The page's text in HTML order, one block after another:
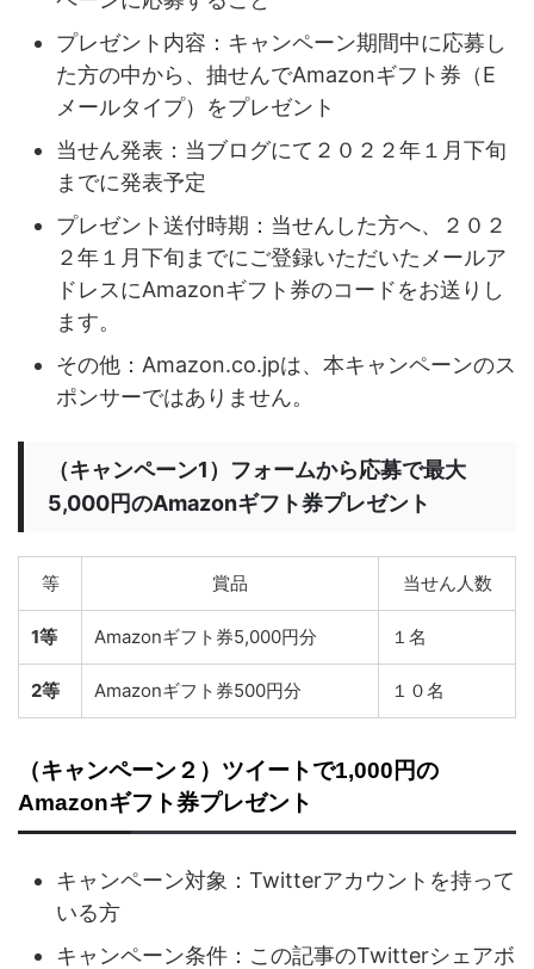
プレゼント内容：キャンペーン期間中に応募し
た方の中から、抽せんでAmazonギフト券（E
メールタイプ）をプレゼント
当せん発表：当ブログにて２０２２年１月下旬
までに発表予定
プレゼント送付時期：当せんした方へ、２０２
２年１月下旬までにご登録いただいたメールア
ドレスにAmazonギフト券のコードをお送りし
ます。
その他：Amazon.co.jpは、本キャンペーンのス
ポンサーではありません。
（キャンペーン1）フォームから応募で最大
5,000円のAmazonギフト券プレゼント
等 賞品 当せん人数
1等 Amazonギフト券5,000円分 １名
2等 Amazonギフト券500円分 １０名
（キャンペーン２）ツイートで1,000円の
Amazonギフト券プレゼント
キャンペーン対象：Twitterアカウントを持って
いる方
キャンペーン条件：この記事のTwitterシェアボ